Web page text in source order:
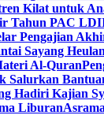
Kilat untuk
Tahun PAC
Pengajian
Sayang
Al-Quran
Salurkan
Hadiri Kajian
Liburan